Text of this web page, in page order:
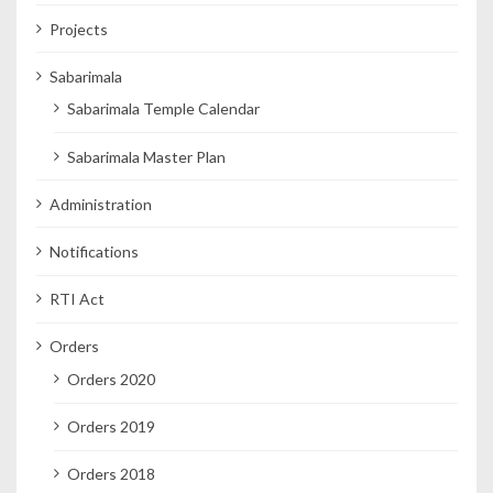
Projects
Sabarimala
Sabarimala Temple Calendar
Sabarimala Master Plan
Administration
Notifications
RTI Act
Orders
Orders 2020
Orders 2019
Orders 2018